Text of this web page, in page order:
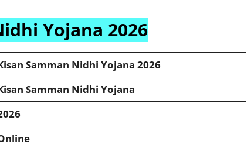
Yojana 2026
Samman Nidhi Yojana 2026
Samman Nidhi Yojana